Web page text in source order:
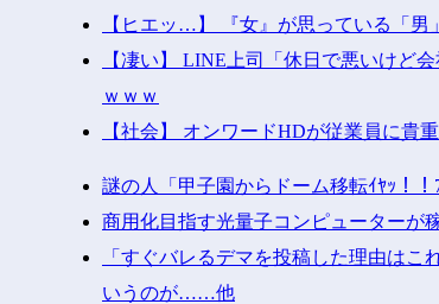
【ヒエッ…】 『女』が思っている「男
【凄い】 LINE上司「休日で悪いけど
ｗｗｗ
【社会】 オンワードHDが従業員に貴
謎の人「甲子園からドーム移転ｲﾔｯ！
商用化目指す光量子コンピューター
「すぐバレるデマを投稿した理由は
いうのが……他